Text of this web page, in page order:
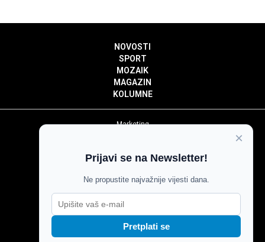
NOVOSTI
SPORT
MOZAIK
MAGAZIN
KOLUMNE
Marketing
Impressum
Pravila komentiranja
Agroglas
×
Prijavi se na Newsletter!
Ne propustite najvažnije vijesti dana.
Pretplati se